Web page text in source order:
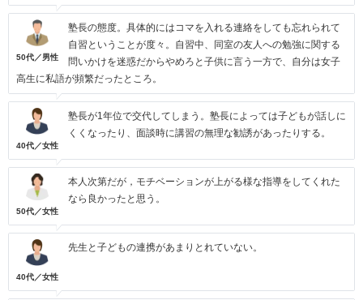
50代／男性
塾長の態度。具体的にはコマを入れる連絡をしても忘れられて
自習ということが度々。自習中、同室の友人への勉強に関する
問いかけを迷惑だからやめろと子供に言う一方で、自分は女子
高生に私語が頻繁だったところ。
40代／女性
塾長が1年位で交代してしまう。塾長によっては子どもが話しに
くくなったり、面談時に講習の無理な勧誘があったりする。
50代／女性
本人次第だが，モチベーションが上がる様な指導をしてくれた
なら良かったと思う。
40代／女性
先生と子どもの連携があまりとれていない。